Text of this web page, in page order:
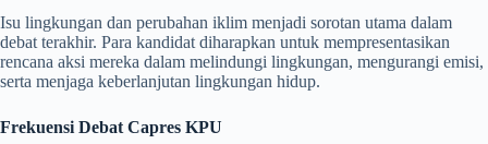
Isu lingkungan dan perubahan iklim menjadi sorotan utama dalam
debat terakhir. Para kandidat diharapkan untuk mempresentasikan
rencana aksi mereka dalam melindungi lingkungan, mengurangi emisi,
serta menjaga keberlanjutan lingkungan hidup.
Frekuensi Debat Capres KPU